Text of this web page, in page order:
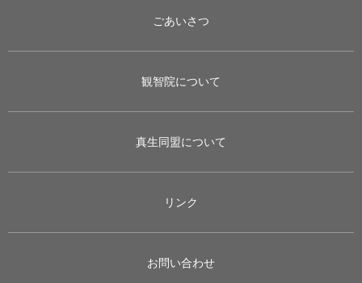
ごあいさつ
観智院について
真生同盟について
リンク
お問い合わせ